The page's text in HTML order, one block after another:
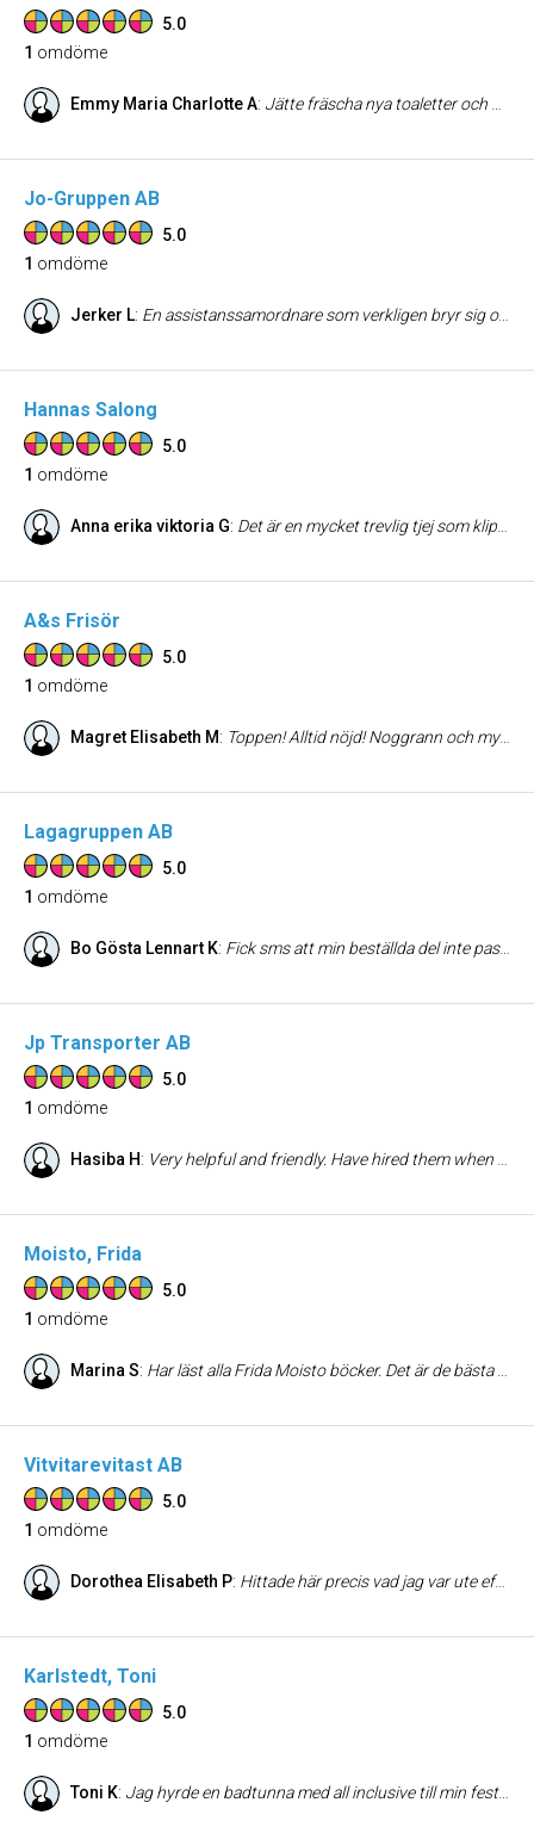
5.0
1 omdöme
Emmy Maria Charlotte A: Jätte fräscha nya toaletter och bra stor butik!
Jo-Gruppen AB
5.0
1 omdöme
Jerker L: En assistanssamordnare som verkligen bryr sig om brukarna och sina anställda och gör sitt yttersta. Stort hjärta tillsammans med hög kompetens. Rekommenderar varmt
Hannas Salong
5.0
1 omdöme
Anna erika viktoria G: Det är en mycket trevlig tjej som klipper. Jag blev supernöjd och återkommit. Jättenöjd varje gång. Lätt att få tid och ett bra pris när man blir nöjd. Tipsar er verkligen att gå hit. Tack !!!
A&s Frisör
5.0
1 omdöme
Magret Elisabeth M: Toppen! Alltid nöjd! Noggrann och mycket trevlig.
Lagagruppen AB
5.0
1 omdöme
Bo Gösta Lennart K: Fick sms att min beställda del inte passade. Ringde upp och fick omedelbar hjälp att beställa nytt!
Jp Transporter AB
5.0
1 omdöme
Hasiba H: Very helpful and friendly. Have hired them when we moved and can say nothing but positive right through everything. Highly recommend them🌹👍❤️💐
Moisto, Frida
5.0
1 omdöme
Marina S: Har läst alla Frida Moisto böcker. Det är de bästa böckerna som finns. Gillar den ungdomliga stilen som böckerna är skrivna på. De innehåller allt av spänning när man följer Lisa som tack och lov inte finner sig att vara lika tråkiga som andra man kan läsa om. Lisa kanman bars älska av hela sitt ❤️. Bra skrivit Frida! Du är bäst i alla lägen! Mvh Marina Sagemar
Vitvitarevitast AB
5.0
1 omdöme
Dorothea Elisabeth P: Hittade här precis vad jag var ute efter och fick hem beställningen trots krångel med Payson. Mycket bra kundservice och trevlig butik. TACK!!!
Karlstedt, Toni
5.0
1 omdöme
Toni K: Jag hyrde en badtunna med all inclusive till min fest och det var så lyckat! Fantastisk service med utkörning och allt man kan tänkas behöva. Bra och enkel kommunikation, rekommenderas varmt!